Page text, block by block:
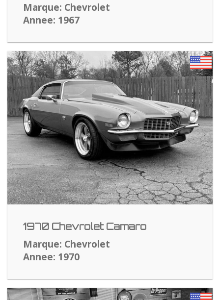
Marque: Chevrolet
Annee: 1967
1970 Chevrolet Camaro
Marque: Chevrolet
Annee: 1970